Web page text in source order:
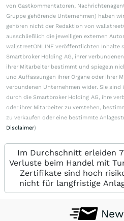
von Gastkommentatoren,
Gruppe gehörende Unternehmen) haben
gehören nicht der Redaktion von
ausschließlich die jeweiligen externen
wallstreetONLINE veröffentlichten Inhalte
Smartbroker Holding AG, ihrer
ihrer Mitarbeiter bestimmt und spiegeln
und Auffassungen ihrer Organe oder ihrer
verbundenen Unternehmen wider. Sie
durch die Smartbroker Holding AG, ihre
oder ihrer Mitarbeiter zu verstehen,
zu verkaufen oder eine bestimmte
Disclaimer)
Im Durchschnitt erleiden
Verluste beim Handel mit
Zertifikate sind hoch
nicht für langfristige